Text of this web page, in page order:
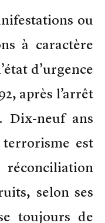
ou
à caractère
d’urgence
après l’arrêt
Dix-neuf ans
est
selon ses
toujours de